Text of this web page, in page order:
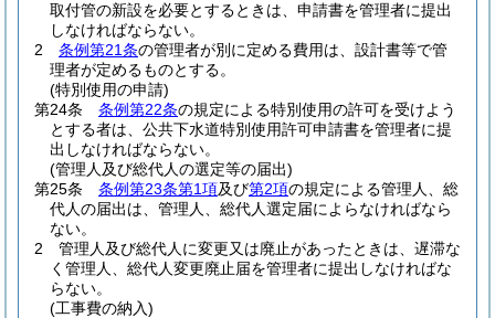
取付管の新設を必要とするときは、申請書を管理者に提出
しなければならない。
2
条例第21条の管理者が別に定める費用は、設計書等で管
理者が定めるものとする。
(特別使用の申請)
第24条
条例第22条の規定による特別使用の許可を受けよう
とする者は、公共下水道特別使用許可申請書を管理者に提
出しなければならない。
(管理人及び総代人の選定等の届出)
第25条
条例第23条第1項及び第2項の規定による管理人、総
代人の届出は、管理人、総代人選定届によらなければなら
ない。
2
管理人及び総代人に変更又は廃止があったときは、遅滞な
く管理人、総代人変更廃止届を管理者に提出しなければな
らない。
(工事費の納入)